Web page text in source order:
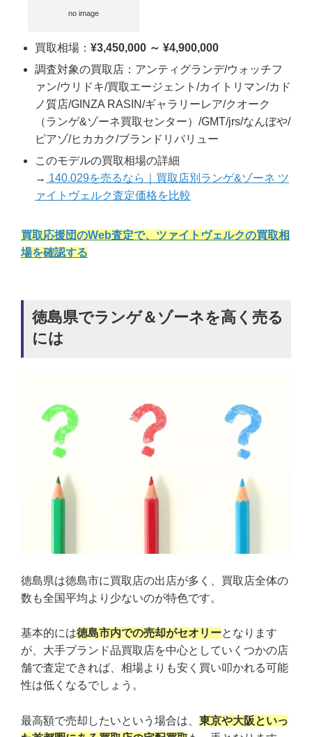
no image
買取相場： ¥3,450,000 ～ ¥4,900,000
調査対象の買取店：アンティグランデ/ウォッチフ
ァン/ウリドキ/買取エージェント/カイトリマン/カド
ノ質店/GINZA RASIN/ギャラリーレア/クオーク
（ランゲ&ゾーネ買取センター）/GMT/jrs/なんぼや/
ピアゾ/ヒカカク/ブランドリバリュー
このモデルの買取相場の詳細
→ 140.029を売るなら｜買取店別ランゲ&ゾーネ ツ
ァイトヴェルク査定価格を比較
買取応援団のWeb査定で、ツァイトヴェルクの買取相
場を確認する
徳島県でランゲ＆ゾーネを高く売る
には
徳島県は徳島市に買取店の出店が多く、買取店全体の
数も全国平均より少ないのが特色です。
基本的には徳島市内での売却がセオリーとなります
が、大手ブランド品買取店を中心としていくつかの店
舗で査定できれば、相場よりも安く買い叩かれる可能
性は低くなるでしょう。
最高額で売却したいという場合は、 東京や大阪といっ